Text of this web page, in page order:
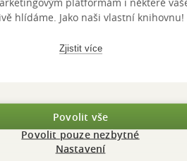
Více o nás
hlídáme. Jako naši vlastní knihovnu!
Zjistit více
Povolit vše
Povolit pouze nezbytné
Nastavení